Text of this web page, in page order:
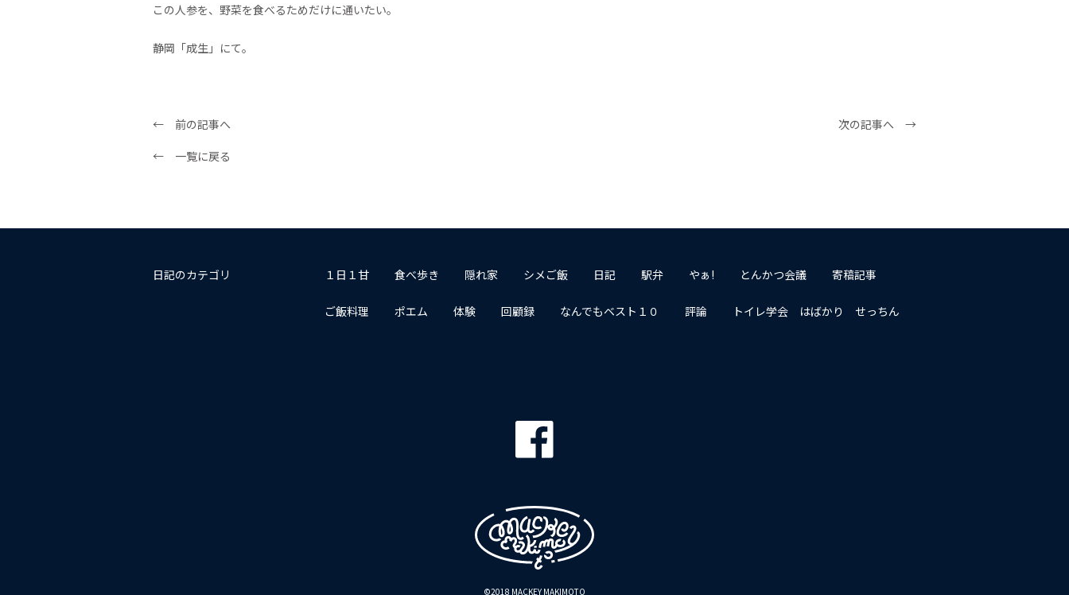
この人参を、野菜を食べるためだけに通いたい。
静岡「成生」にて。
← 前の記事へ
次の記事へ →
← 一覧に戻る
日記のカテゴリ １日１甘 食べ歩き 隠れ家 シメご飯 日記 駅弁 やぁ! とんかつ会議 寄稿記事
ご飯料理 ポエム 体験 回顧録 なんでもベスト１０ 評論 トイレ学会 はばかり せっちん
©2018 MACKEY MAKIMOTO